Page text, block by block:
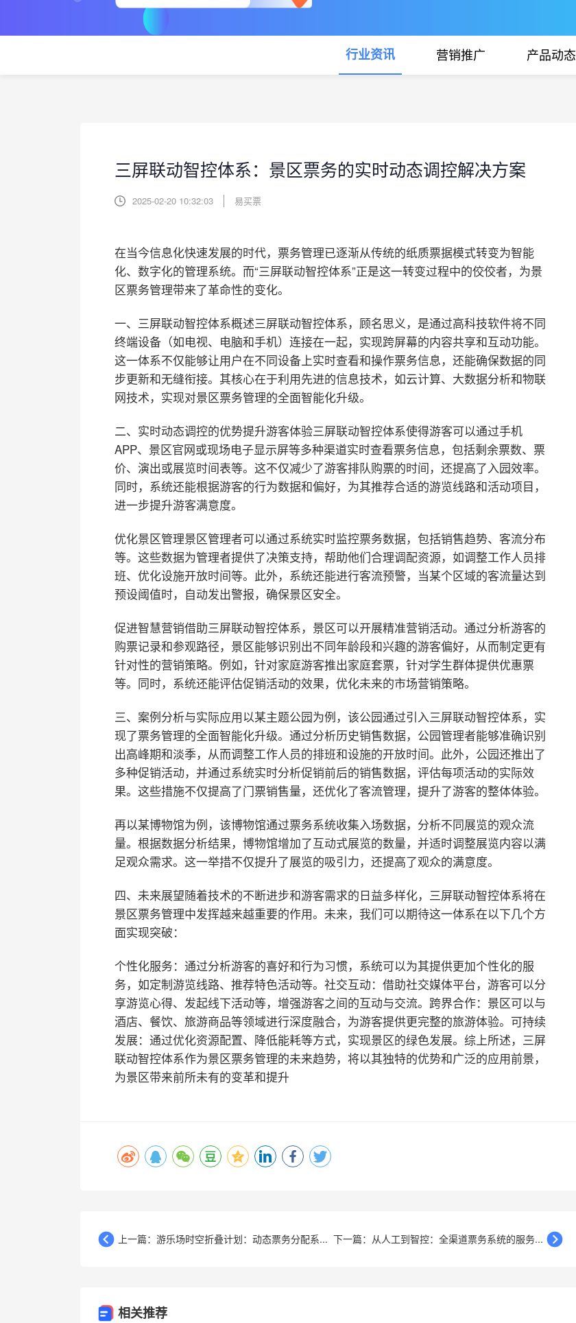
行业资讯 营销推广 产品动态
三屏联动智控体系：景区票务的实时动态调控解决方案
2025-02-20 10:32:03 易买票
在当今信息化快速发展的时代，票务管理已逐渐从传统的纸质票据模式转变为智能
化、数字化的管理系统。而“三屏联动智控体系”正是这一转变过程中的佼佼者，为景
区票务管理带来了革命性的变化。
一、三屏联动智控体系概述三屏联动智控体系，顾名思义，是通过高科技软件将不同
终端设备（如电视、电脑和手机）连接在一起，实现跨屏幕的内容共享和互动功能。
这一体系不仅能够让用户在不同设备上实时查看和操作票务信息，还能确保数据的同
步更新和无缝衔接。其核心在于利用先进的信息技术，如云计算、大数据分析和物联
网技术，实现对景区票务管理的全面智能化升级。
二、实时动态调控的优势提升游客体验三屏联动智控体系使得游客可以通过手机
APP、景区官网或现场电子显示屏等多种渠道实时查看票务信息，包括剩余票数、票
价、演出或展览时间表等。这不仅减少了游客排队购票的时间，还提高了入园效率。
同时，系统还能根据游客的行为数据和偏好，为其推荐合适的游览线路和活动项目，
进一步提升游客满意度。
优化景区管理景区管理者可以通过系统实时监控票务数据，包括销售趋势、客流分布
等。这些数据为管理者提供了决策支持，帮助他们合理调配资源，如调整工作人员排
班、优化设施开放时间等。此外，系统还能进行客流预警，当某个区域的客流量达到
预设阈值时，自动发出警报，确保景区安全。
促进智慧营销借助三屏联动智控体系，景区可以开展精准营销活动。通过分析游客的
购票记录和参观路径，景区能够识别出不同年龄段和兴趣的游客偏好，从而制定更有
针对性的营销策略。例如，针对家庭游客推出家庭套票，针对学生群体提供优惠票
等。同时，系统还能评估促销活动的效果，优化未来的市场营销策略。
三、案例分析与实际应用以某主题公园为例，该公园通过引入三屏联动智控体系，实
现了票务管理的全面智能化升级。通过分析历史销售数据，公园管理者能够准确识别
出高峰期和淡季，从而调整工作人员的排班和设施的开放时间。此外，公园还推出了
多种促销活动，并通过系统实时分析促销前后的销售数据，评估每项活动的实际效
果。这些措施不仅提高了门票销售量，还优化了客流管理，提升了游客的整体体验。
再以某博物馆为例，该博物馆通过票务系统收集入场数据，分析不同展览的观众流
量。根据数据分析结果，博物馆增加了互动式展览的数量，并适时调整展览内容以满
足观众需求。这一举措不仅提升了展览的吸引力，还提高了观众的满意度。
四、未来展望随着技术的不断进步和游客需求的日益多样化，三屏联动智控体系将在
景区票务管理中发挥越来越重要的作用。未来，我们可以期待这一体系在以下几个方
面实现突破：
个性化服务：通过分析游客的喜好和行为习惯，系统可以为其提供更加个性化的服
务，如定制游览线路、推荐特色活动等。 社交互动：借助社交媒体平台，游客可以分
享游览心得、发起线下活动等，增强游客之间的互动与交流。 跨界合作：景区可以与
酒店、餐饮、旅游商品等领域进行深度融合，为游客提供更完整的旅游体验。 可持续
发展：通过优化资源配置、降低能耗等方式，实现景区的绿色发展。 综上所述，三屏
联动智控体系作为景区票务管理的未来趋势，将以其独特的优势和广泛的应用前景，
为景区带来前所未有的变革和提升
上一篇：游乐场时空折叠计划：动态票务分配系... 下一篇：从人工到智控：全渠道票务系统的服务...
相关推荐